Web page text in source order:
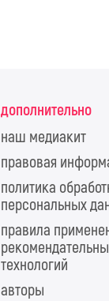
дополнительно
наш медиакит
правовая
политика
персональных
правила
технологий
авторы